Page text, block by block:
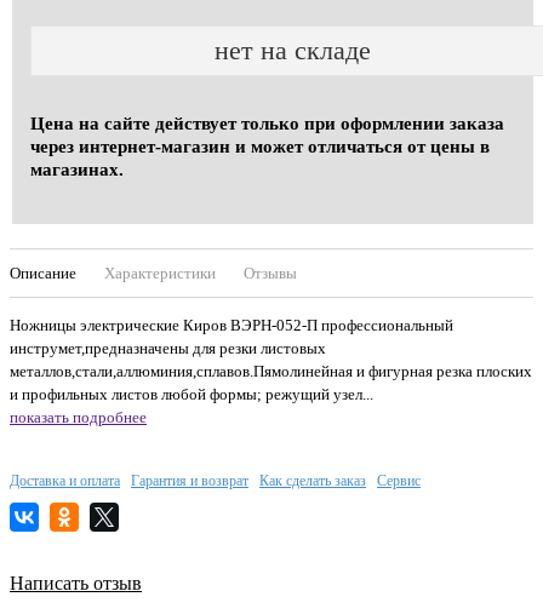
нет на складе
Цена на сайте действует только при оформлении заказа
через интернет-магазин и может отличаться от цены в
магазинах.
Описание Характеристики Отзывы
Ножницы электрические Киров ВЭРН-052-П профессиональный
инструмет,предназначены для резки листовых
металлов,стали,аллюминия,сплавов.Пямолинейная и фигурная резка плоских
и профильных листов любой формы; режущий узел...
показать подробнее
Доставка и оплата Гарантия и возврат Как сделать заказ Сервис
Написать отзыв